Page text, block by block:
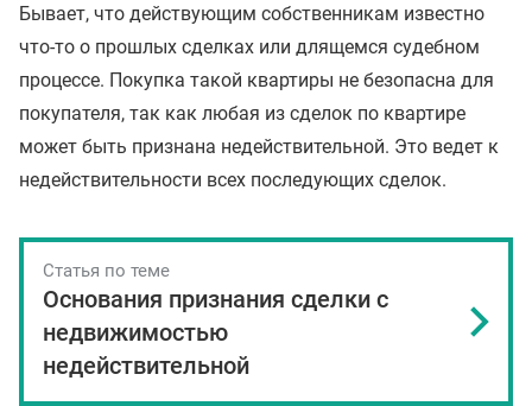
Бывает, что действующим собственникам известно
что-то о прошлых сделках или длящемся судебном
процессе. Покупка такой квартиры не безопасна для
покупателя, так как любая из сделок по квартире
может быть признана недействительной. Это ведет к
недействительности всех последующих сделок.
Статья по теме
Основания признания сделки с
недвижимостью
недействительной